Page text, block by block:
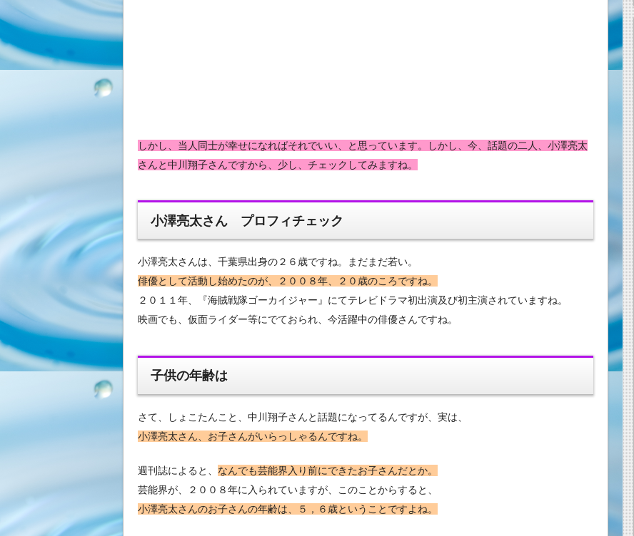
しかし、当人同士が幸せになればそれでいい、と思っています。しかし、今、話題の二人、小澤亮太
さんと中川翔子さんですから、少し、チェックしてみますね。
小澤亮太さん プロフィチェック
小澤亮太さんは、千葉県出身の２６歳ですね。まだまだ若い。
俳優として活動し始めたのが、２００８年、２０歳のころですね。
２０１１年、『海賊戦隊ゴーカイジャー』にてテレビドラマ初出演及び初主演されていますね。
映画でも、仮面ライダー等にでておられ、今活躍中の俳優さんですね。
子供の年齢は
さて、しょこたんこと、中川翔子さんと話題になってるんですが、実は、
小澤亮太さん、お子さんがいらっしゃるんですね。
週刊誌によると、 なんでも芸能界入り前にできたお子さんだとか。
芸能界が、２００８年に入られていますが、このことからすると、
小澤亮太さんのお子さんの年齢は、５，６歳ということですよね。